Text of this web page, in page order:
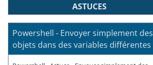
ASTUCES
Powershell - Envoyer simplement des
objets dans des variables différentes